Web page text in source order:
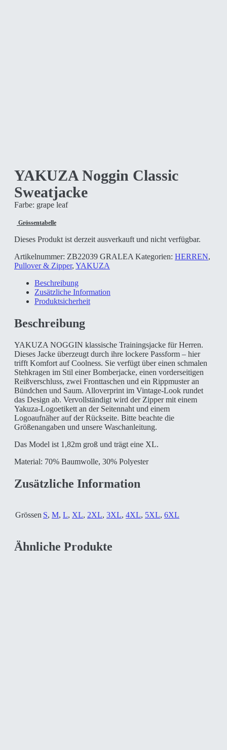
YAKUZA Noggin Classic
Sweatjacke
Farbe: grape leaf
Grössentabelle
Dieses Produkt ist derzeit ausverkauft und nicht verfügbar.
Artikelnummer: ZB22039 GRALEA Kategorien: HERREN,
Pullover & Zipper, YAKUZA
Beschreibung
Zusätzliche Information
Produktsicherheit
Beschreibung
YAKUZA NOGGIN klassische Trainingsjacke für Herren.
Dieses Jacke überzeugt durch ihre lockere Passform – hier
trifft Komfort auf Coolness. Sie verfügt über einen schmalen
Stehkragen im Stil einer Bomberjacke, einen vorderseitigen
Reißverschluss, zwei Fronttaschen und ein Rippmuster an
Bündchen und Saum. Alloverprint im Vintage-Look rundet
das Design ab. Vervollständigt wird der Zipper mit einem
Yakuza-Logoetikett an der Seitennaht und einem
Logoaufnäher auf der Rückseite. Bitte beachte die
Größenangaben und unsere Waschanleitung.
Das Model ist 1,82m groß und trägt eine XL.
Material: 70% Baumwolle, 30% Polyester
Zusätzliche Information
Grössen S, M, L, XL, 2XL, 3XL, 4XL, 5XL, 6XL
Ähnliche Produkte